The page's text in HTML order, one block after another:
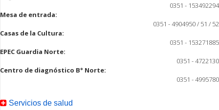
0351 - 153492294
Mesa de entrada:
0351 - 4904950 / 51 / 52
Casas de la Cultura:
0351 - 153271885
EPEC Guardia Norte:
0351 - 4722130
Centro de diagnóstico B° Norte:
0351 - 4995780
Servicios de salud